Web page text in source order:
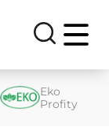
Eko
Profity